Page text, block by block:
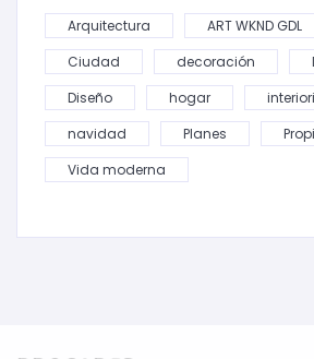
Arquitectura
ART WKND GDL
Ciudad
decoración
Diseño
hogar
navidad
Planes
Vida moderna